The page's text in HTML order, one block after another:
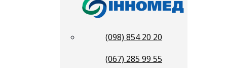
(098) 854 20 20
(067) 285 99 55